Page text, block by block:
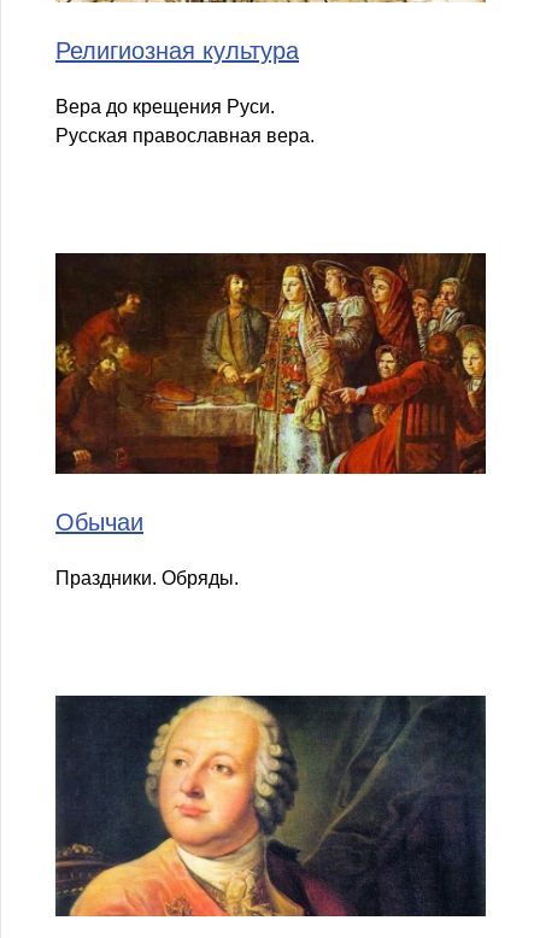
Религиозная культура
Вера до крещения Руси.
Русская православная вера.
Обычаи
Праздники. Обряды.